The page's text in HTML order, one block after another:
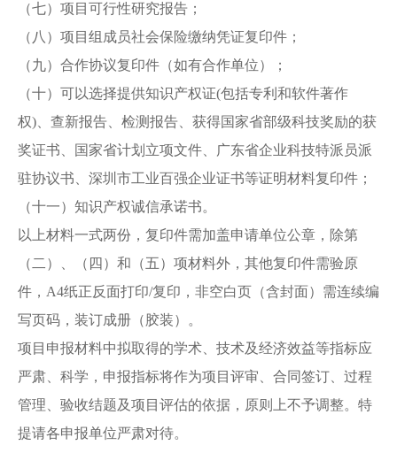
（七）项目可行性研究报告；
（八）项目组成员社会保险缴纳凭证复印件；
（九）合作协议复印件（如有合作单位）；
（十）可以选择提供知识产权证(包括专利和软件著作
权)、查新报告、检测报告、获得国家省部级科技奖励的获
奖证书、国家省计划立项文件、广东省企业科技特派员派
驻协议书、深圳市工业百强企业证书等证明材料复印件；
（十一）知识产权诚信承诺书。
以上材料一式两份，复印件需加盖申请单位公章，除第
（二）、（四）和（五）项材料外，其他复印件需验原
件，A4纸正反面打印/复印，非空白页（含封面）需连续编
写页码，装订成册（胶装）。
项目申报材料中拟取得的学术、技术及经济效益等指标应
严肃、科学，申报指标将作为项目评审、合同签订、过程
管理、验收结题及项目评估的依据，原则上不予调整。特
提请各申报单位严肃对待。